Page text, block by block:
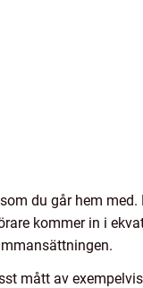
du går hem med.
kommer in i
mått av exempelvis